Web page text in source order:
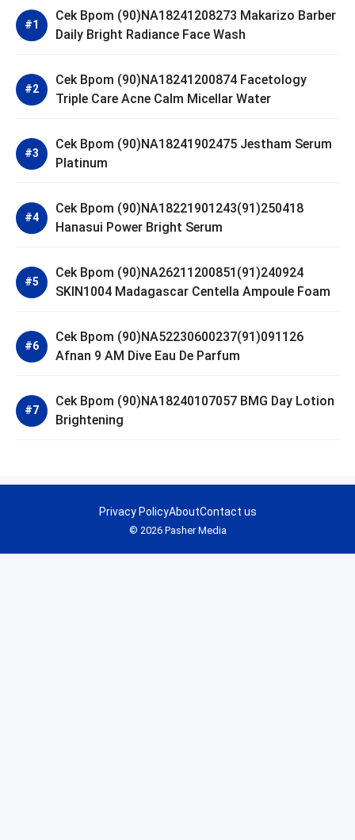
Cek Bpom (90)NA18241208273 Makarizo Barber
Daily Bright Radiance Face Wash
Cek Bpom (90)NA18241200874 Facetology
Triple Care Acne Calm Micellar Water
Cek Bpom (90)NA18241902475 Jestham Serum
Platinum
Cek Bpom (90)NA18221901243(91)250418
Hanasui Power Bright Serum
Cek Bpom (90)NA26211200851(91)240924
SKIN1004 Madagascar Centella Ampoule Foam
Cek Bpom (90)NA52230600237(91)091126
Afnan 9 AM Dive Eau De Parfum
Cek Bpom (90)NA18240107057 BMG Day Lotion
Brightening
© 2026 Pasher Media
Privacy PolicyAboutContact us